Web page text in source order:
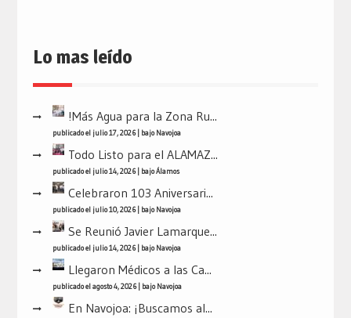
Lo mas leído
!Más Agua para la Zona Ru...
publicado el julio 17, 2026| bajoNavojoa
Todo Listo para el ALAMAZ...
publicado el julio 14, 2026| bajoÁlamos
Celebraron 103 Aniversari...
publicado el julio 10, 2026| bajoNavojoa
Se Reunió Javier Lamarque...
publicado el julio 14, 2026| bajoNavojoa
Llegaron Médicos a las Ca...
publicado el agosto 4, 2026| bajoNavojoa
En Navojoa: ¡Buscamos al...